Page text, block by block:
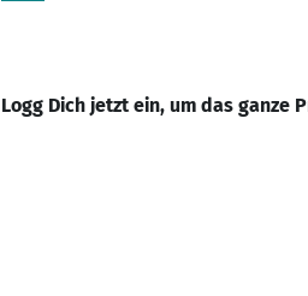
Logg Dich jetzt ein, um das ganze